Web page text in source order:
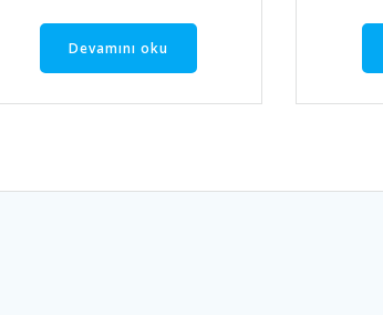
Devamını oku